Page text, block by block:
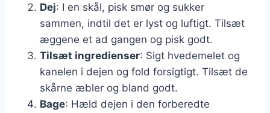
Dej: I en skål, pisk smør og sukker
sammen, indtil det er lyst og luftigt. Tilsæt
æggene et ad gangen og pisk godt.
Tilsæt ingredienser: Sigt hvedemelet og
kanelen i dejen og fold forsigtigt. Tilsæt de
skårne æbler og bland godt.
Bage: Hæld dejen i den forberedte